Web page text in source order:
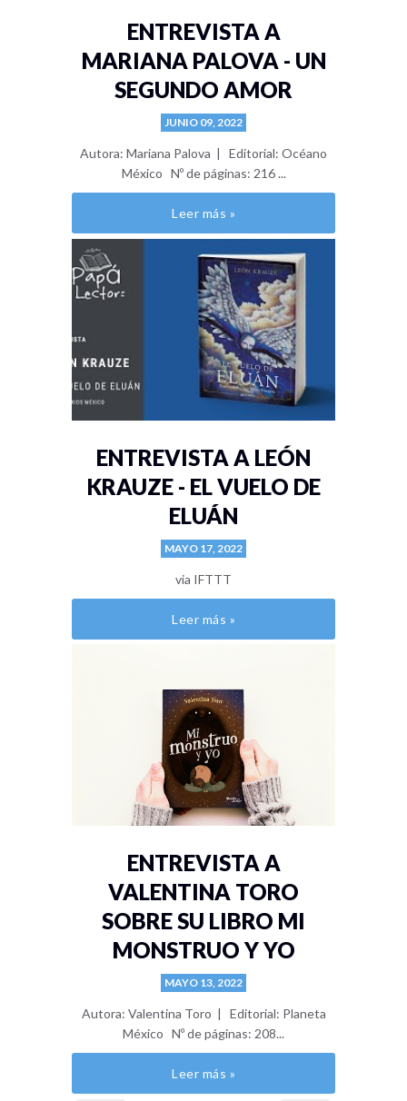
ENTREVISTA A
MARIANA PALOVA - UN
SEGUNDO AMOR
JUNIO 09, 2022
Autora: Mariana Palova | Editorial: Océano
México Nº de páginas: 216 ...
Leer más »
ENTREVISTA A LEÓN
KRAUZE - EL VUELO DE
ELUÁN
MAYO 17, 2022
via IFTTT
Leer más »
ENTREVISTA A
VALENTINA TORO
SOBRE SU LIBRO MI
MONSTRUO Y YO
MAYO 13, 2022
Autora: Valentina Toro | Editorial: Planeta
México Nº de páginas: 208...
Leer más »